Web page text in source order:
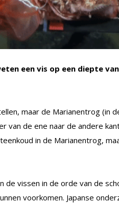
een vis op een diepte
maar de Marianentrog (in
van de ene naar de andere
in de Marianentrog,
de vissen in de orde van de
voorkomen. Japanse